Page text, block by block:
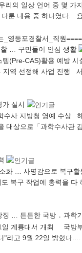
의 일상 언어 중 몇 가
다룬 내용 중 하나였다.
찰 … 구민들이 안심 생활
(Pre-CAS)활용 예방
지역 선정해 사업 진행
실시
수사 지방청 영예 수상
대상으로「과학수사관
화 … 사명감으로 복구
도 복구 작업에 총력을
… 튼튼한 국방 ․ 과학
계룡대서 개최 국방
"라고 9월 22일 밝혔다.…